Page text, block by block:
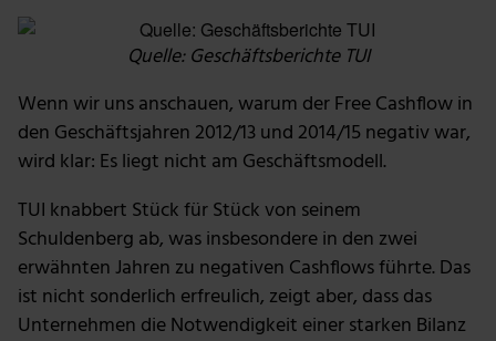
Quelle: Geschäftsberichte TUI
Wenn wir uns anschauen, warum der Free Cashflow in
den Geschäftsjahren 2012/13 und 2014/15 negativ war,
wird klar: Es liegt nicht am Geschäftsmodell.
TUI knabbert Stück für Stück von seinem
Schuldenberg ab, was insbesondere in den zwei
erwähnten Jahren zu negativen Cashflows führte. Das
ist nicht sonderlich erfreulich, zeigt aber, dass das
Unternehmen die Notwendigkeit einer starken Bilanz